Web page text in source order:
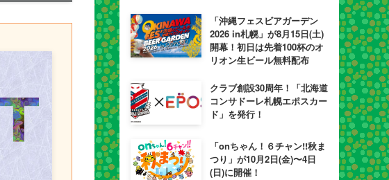
「沖縄フェスビアガーデン
2026 in札幌」が8月15日(土)
開幕！初日は先着100杯のオ
リオン生ビール無料配布
クラブ創設30周年！「北海道
コンサドーレ札幌エポスカー
ド」を発行！
「onちゃん！６チャン!!秋ま
つり」が10月2日(金)〜4日
(日)に開催！